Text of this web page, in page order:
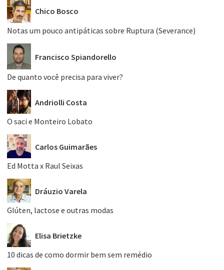
Chico Bosco
Notas um pouco antipáticas sobre Ruptura (Severance)
Francisco Spiandorello
De quanto você precisa para viver?
Andriolli Costa
O saci e Monteiro Lobato
Carlos Guimarães
Ed Motta x Raul Seixas
Dráuzio Varela
Glúten, lactose e outras modas
Elisa Brietzke
10 dicas de como dormir bem sem remédio